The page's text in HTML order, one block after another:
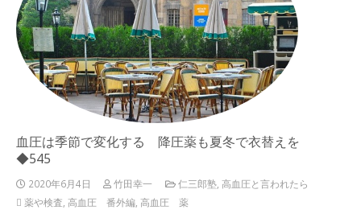
血圧は季節で変化する 降圧薬も夏冬で衣替えを
◆545
2020年6月4日 竹田幸一 仁三郎塾, 高血圧と言われたら
薬や検査, 高血圧 番外編, 高血圧 薬